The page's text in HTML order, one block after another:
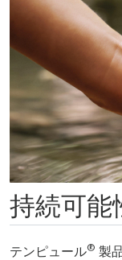
持続可能
テンピュール® 製